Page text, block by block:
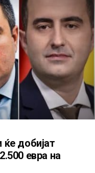
добијат
евра на